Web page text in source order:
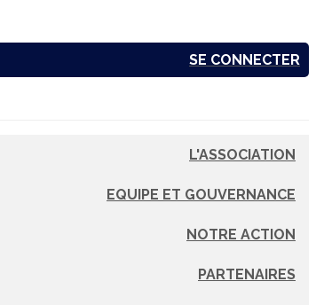
SE CONNECTER
L'ASSOCIATION
EQUIPE ET GOUVERNANCE
NOTRE ACTION
PARTENAIRES